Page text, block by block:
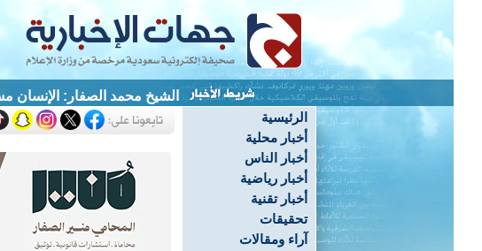
الشيخ محمد الصفار:
الرئيسية
أخبار محلية
أخبار الناس
أخبار رياضية
أخبار تقنية
تحقيقات
آراء ومقالات